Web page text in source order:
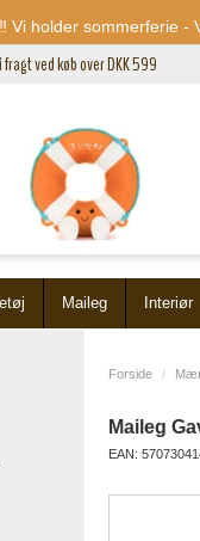
‼️ Vi holder sommerferie -
fragt ved køb over DKK 599
Maileg Interiør
Forside
Maileg
EAN: